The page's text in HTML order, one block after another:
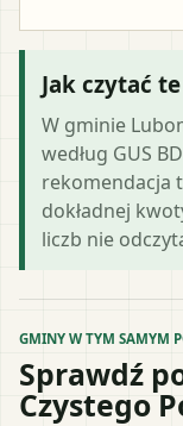
Jak czytać
W gminie
według GUS
rekomendacja
dokładnej
liczb nie
GMINY W TYM SAMYM
Sprawdź
Czystego